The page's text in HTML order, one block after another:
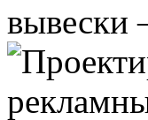
вывески